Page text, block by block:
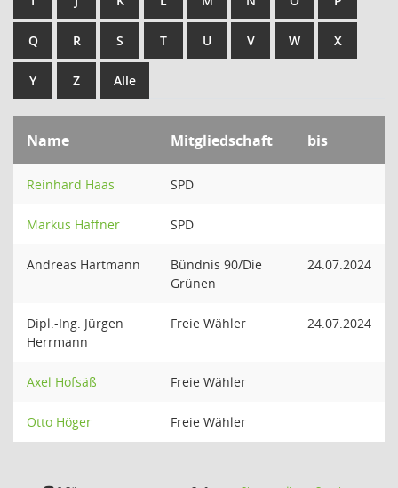
Q R S T U V W X
Y Z Alle
Name Mitgliedschaft bis
Reinhard Haas SPD
Markus Haffner SPD
Andreas Hartmann
Bündnis 90/Die
Grünen
24.07.2024
Dipl.-Ing. Jürgen
Herrmann
Freie Wähler 24.07.2024
Axel Hofsäß Freie Wähler
Otto Höger Freie Wähler